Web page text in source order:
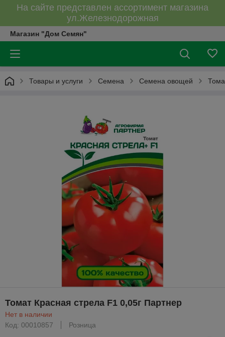
На сайте представлен ассортимент магазина
ул.Железнодорожная
Магазин "Дом Семян"
Товары и услуги Семена Семена овощей
Томат Красная стрела F1 0,05г Партнер
Нет в наличии
Код: 00010857
Розница